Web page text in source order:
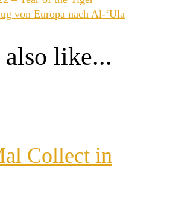
von Euro­pa nach Al-‘Ula
like...
Coll­ect in